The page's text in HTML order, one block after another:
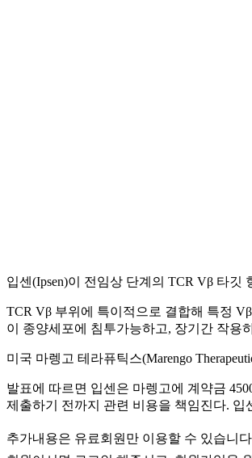
입센(Ipsen)이 전임상 단계의 TCR Vβ 타깃
TCR Vβ 부위에 특이적으로 결합해 특정 Vβ
이 종양세포에 침투가능하고, 장기간 작용
미국 마렝고 테라퓨틱스(Marengo
발표에 따르면 입센은 마렝고에 계약금
제출하기 전까지 관련 비용을 책임진다.
추가내용은 유료회원만 이용할 수 있습니